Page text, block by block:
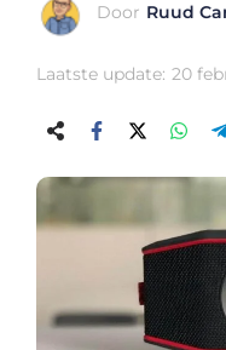
Door Ruud
Laatste update: 20